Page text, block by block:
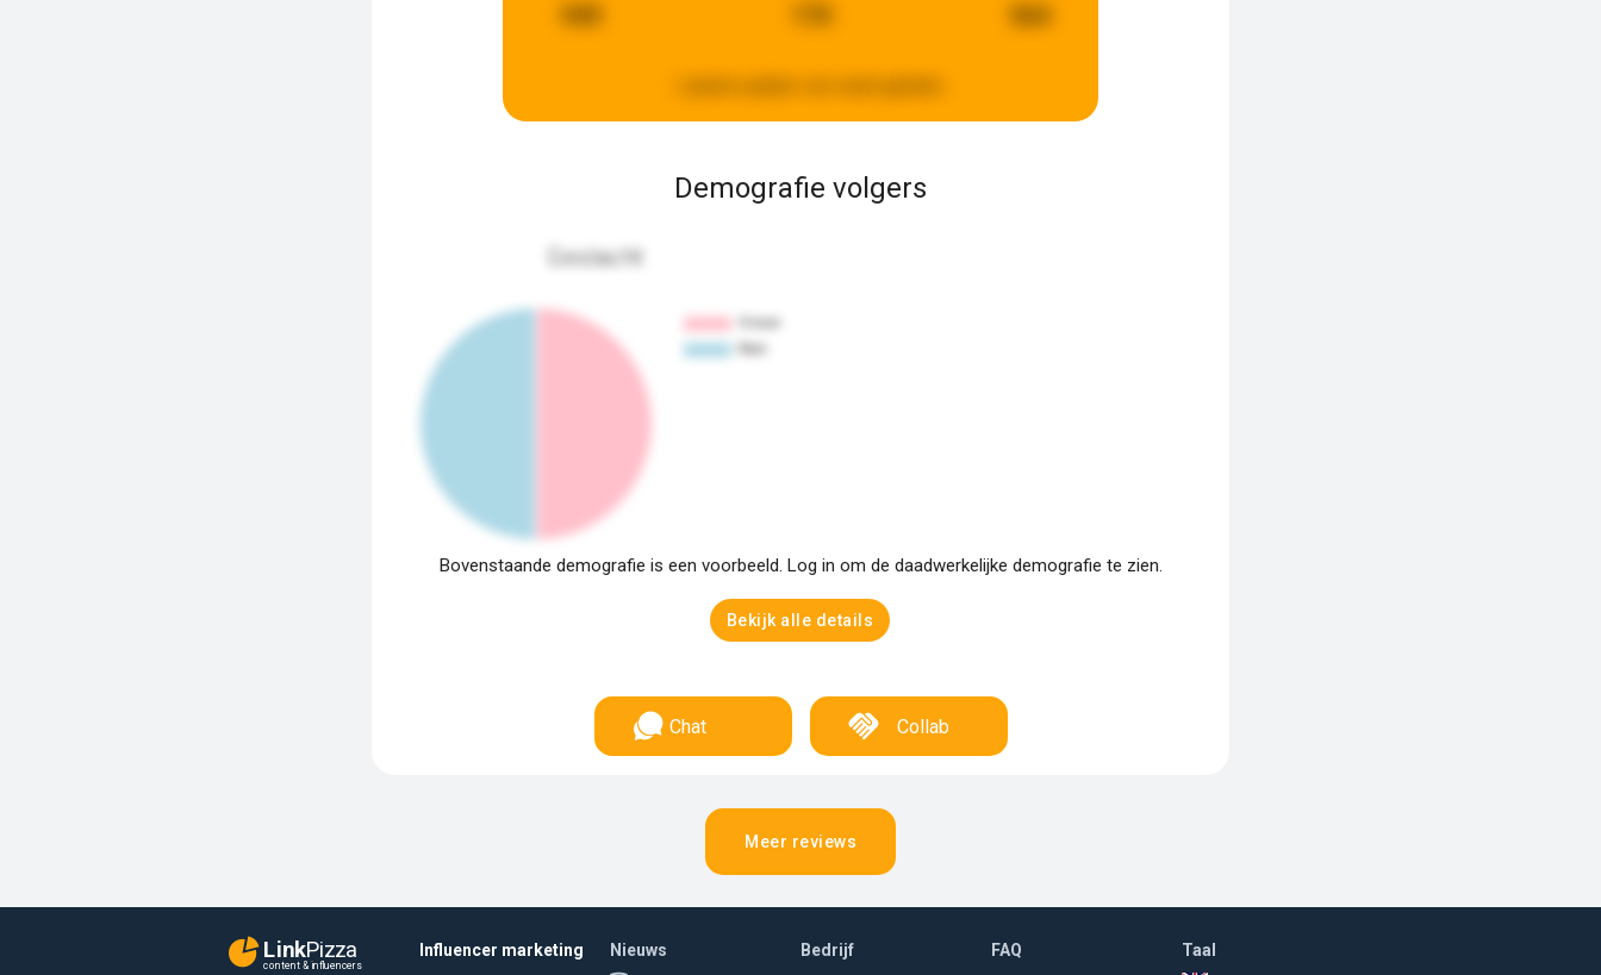
564
Demografie volgers
Geslacht
Bovenstaande demografie is een voorbeeld. Log in om de daadwerkelijke demografie te zien.
Bekijk alle details
Chat Collab
Meer reviews
LinkPizza
content & influencers
Influencer marketing
Nieuws
Bedrijf
FAQ
Taal